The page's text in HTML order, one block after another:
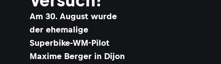
Am 30. August wurde
der ehemalige
Superbike-WM-Pilot
Maxime Berger in Dijon